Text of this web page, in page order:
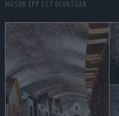
MÁSOK ÉPP EZT OLVASSÁK